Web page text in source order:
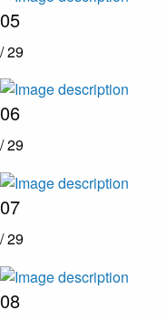
05
/ 29
06
/ 29
07
/ 29
08